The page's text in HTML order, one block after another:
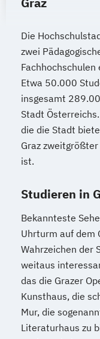
Kultur- und
Management
Master of
Mechatronik
Mediation
Mediendesign
Sport und
System Test
System Test
Technische
Visuelle
Die
zwei
Etwa 50.000
insgesamt
Stadt
die die Stadt
Graz
ist.
Studieren in
Bekannteste
Uhrturm auf dem
Wahrzeichen der
weitaus
das die Grazer
Kunsthaus, die
Mur, die
Literaturhaus zu